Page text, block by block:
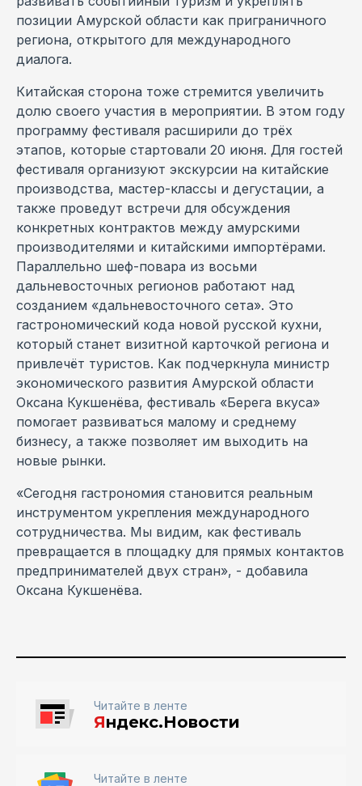
позиции Амурской области как приграничного
региона, открытого для международного
диалога.
Китайская сторона тоже стремится увеличить
долю своего участия в мероприятии. В этом году
программу фестиваля расширили до трёх
этапов, которые стартовали 20 июня. Для гостей
фестиваля организуют экскурсии на китайские
производства, мастер-классы и дегустации, а
также проведут встречи для обсуждения
конкретных контрактов между амурскими
производителями и китайскими импортёрами.
Параллельно шеф-повара из восьми
дальневосточных регионов работают над
созданием «дальневосточного сета». Это
гастрономический кода новой русской кухни,
который станет визитной карточкой региона и
привлечёт туристов. Как подчеркнула министр
экономического развития Амурской области
Оксана Кукшенёва, фестиваль «Берега вкуса»
помогает развиваться малому и среднему
бизнесу, а также позволяет им выходить на
новые рынки.
«Сегодня гастрономия становится реальным
инструментом укрепления международного
сотрудничества. Мы видим, как фестиваль
превращается в площадку для прямых контактов
предпринимателей двух стран», - добавила
Оксана Кукшенёва.
Читайте в ленте
Яндекс.Новости
Читайте в ленте